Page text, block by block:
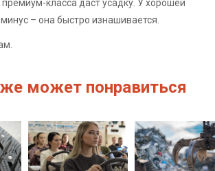
класса даст усадку. У хорошей
– она быстро изнашивается.
может понравиться